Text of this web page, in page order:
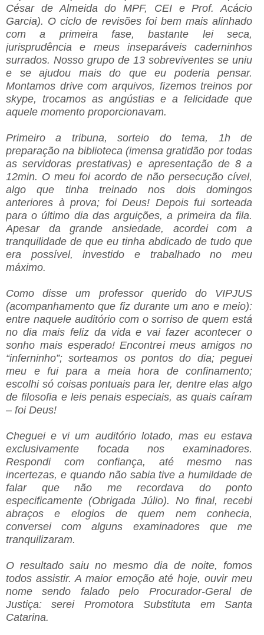
César de Almeida do MPF, CEI e Prof. Acácio
Garcia). O ciclo de revisões foi bem mais alinhado
com a primeira fase, bastante lei seca,
jurisprudência e meus inseparáveis caderninhos
surrados. Nosso grupo de 13 sobreviventes se uniu
e se ajudou mais do que eu poderia pensar.
Montamos drive com arquivos, fizemos treinos por
skype, trocamos as angústias e a felicidade que
aquele momento proporcionavam.
Primeiro a tribuna, sorteio do tema, 1h de
preparação na biblioteca (imensa gratidão por todas
as servidoras prestativas) e apresentação de 8 a
12min. O meu foi acordo de não persecução cível,
algo que tinha treinado nos dois domingos
anteriores à prova; foi Deus! Depois fui sorteada
para o último dia das arguições, a primeira da fila.
Apesar da grande ansiedade, acordei com a
tranquilidade de que eu tinha abdicado de tudo que
era possível, investido e trabalhado no meu
máximo.
Como disse um professor querido do VIPJUS
(acompanhamento que fiz durante um ano e meio):
entre naquele auditório com o sorriso de quem está
no dia mais feliz da vida e vai fazer acontecer o
sonho mais esperado! Encontrei meus amigos no
“inferninho”; sorteamos os pontos do dia; peguei
meu e fui para a meia hora de confinamento;
escolhi só coisas pontuais para ler, dentre elas algo
de filosofia e leis penais especiais, as quais caíram
– foi Deus!
Cheguei e vi um auditório lotado, mas eu estava
exclusivamente focada nos examinadores.
Respondi com confiança, até mesmo nas
incertezas, e quando não sabia tive a humildade de
falar que não me recordava do ponto
especificamente (Obrigada Júlio). No final, recebi
abraços e elogios de quem nem conhecia,
conversei com alguns examinadores que me
tranquilizaram.
O resultado saiu no mesmo dia de noite, fomos
todos assistir. A maior emoção até hoje, ouvir meu
nome sendo falado pelo Procurador-Geral de
Justiça: serei Promotora Substituta em Santa
Catarina.